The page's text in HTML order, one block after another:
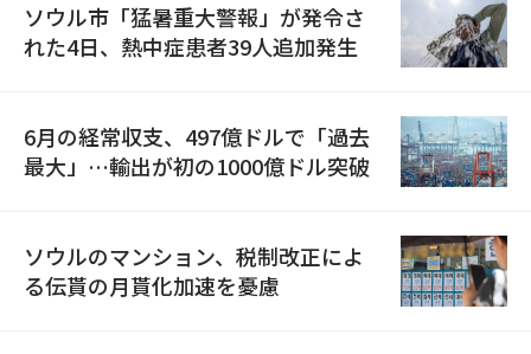
ソウル市「猛暑重大警報」が発令さ
れた4日、熱中症患者39人追加発生
6月の経常収支、497億ドルで「過去
最大」…輸出が初の1000億ドル突破
ソウルのマンション、税制改正によ
る伝貰の月貰化加速を憂慮